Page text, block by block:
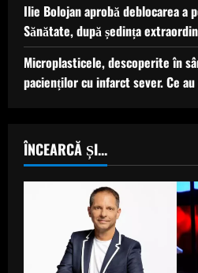
Ilie Bolojan aprobă deblocarea a
Sănătate, după ședința
Microplasticele, descoperite în
pacienților cu infarct sever. Ce
ÎNCEARCĂ ȘI...